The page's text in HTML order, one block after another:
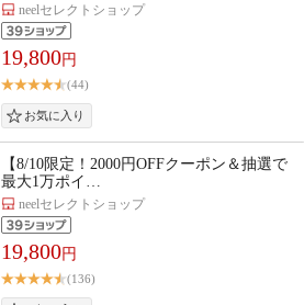
neelセレクトショップ
19,800円
(44)
【8/10限定！2000円OFFクーポン＆抽選で
最大1万ポイ…
neelセレクトショップ
19,800円
(136)